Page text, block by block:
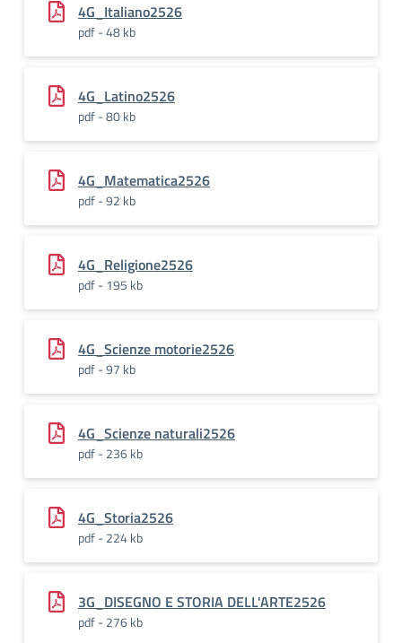
4G_Italiano2526
pdf - 48 kb
4G_Latino2526
pdf - 80 kb
4G_Matematica2526
pdf - 92 kb
4G_Religione2526
pdf - 195 kb
4G_Scienze motorie2526
pdf - 97 kb
4G_Scienze naturali2526
pdf - 236 kb
4G_Storia2526
pdf - 224 kb
3G_DISEGNO E STORIA DELL'ARTE2526
pdf - 276 kb